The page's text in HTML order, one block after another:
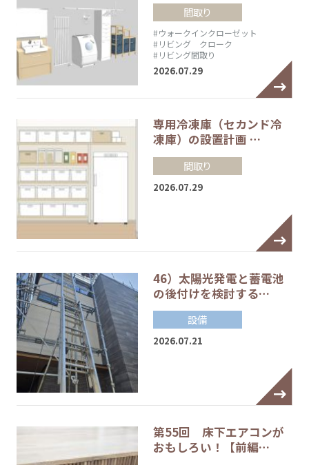
間取り
#ウォークインクローゼット
#リビング クローク
#リビング間取り
2026.07.29
専用冷凍庫（セカンド冷
凍庫）の設置計画 …
間取り
2026.07.29
46）太陽光発電と蓄電池
の後付けを検討する…
設備
2026.07.21
第55回 床下エアコンが
おもしろい！【前編…